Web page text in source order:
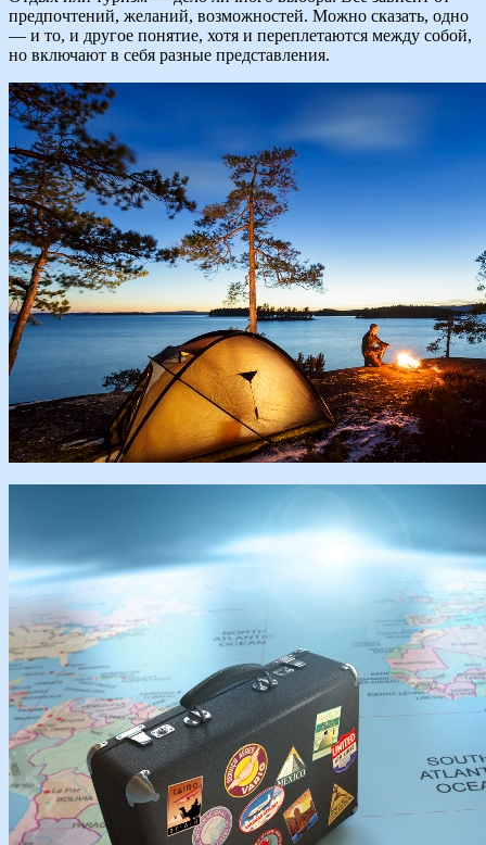
предпочтений, желаний, возможностей. Можно сказать, одно
— и то, и другое понятие, хотя и переплетаются между собой,
но включают в себя разные представления.